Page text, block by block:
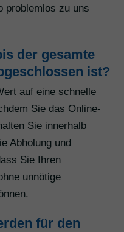
problemlos zu uns
der gesamte
ist?
auf eine schnelle
Sie das Online-
Sie innerhalb
Abholung und
Sie Ihren
unnötige
für den